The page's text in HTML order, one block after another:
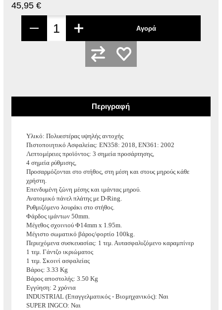
45,95 €
Αγορά
Περιγραφή
Υλικό: Πολυεστέρας υψηλής αντοχής
Πιστοποιητικό Ασφαλείας: EN358: 2018, EN361: 2002
Λεπτομέρειες προϊόντος: 3 σημεία προσάρτησης,
4 σημεία ρύθμισης,
Προσαρμόζονται στο στήθος, στη μέση και στους μηρούς κάθε
χρήστη.
Επενδυμένη ζώνη μέσης και ιμάντας μηρού.
Ανατομικό πάνελ πλάτης με D-Ring.
Ρυθμιζόμενο λουράκι στο στήθος.
Φάρδος ιμάντων 50mm.
Μέγεθος σχοινιού Φ14mm x 1.95m.
Μέγιστο σωματικό βάρος/φορτίο 100kg.
Περιεχόμενα συσκευασίας: 1 τεμ. Αυτασφαλιζόμενο καραμπίνερ
1 τεμ. Γάντζο ικριώματος
1 τεμ. Σκοινί ασφαλείας
Βάρος: 3.33 Kg
Βάρος αποστολής: 3.50 Kg
Εγγύηση: 2 χρόνια
INDUSTRIAL (Επαγγελματικός - Βιομηχανικός): Ναι
SUPER INGCO: Ναι